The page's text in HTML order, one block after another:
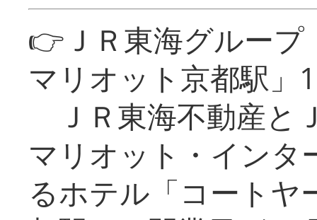
👉ＪＲ東海グルー
マリオット京都駅」
ＪＲ東海不動産と
マリオット・インタ
るホテル「コートヤ